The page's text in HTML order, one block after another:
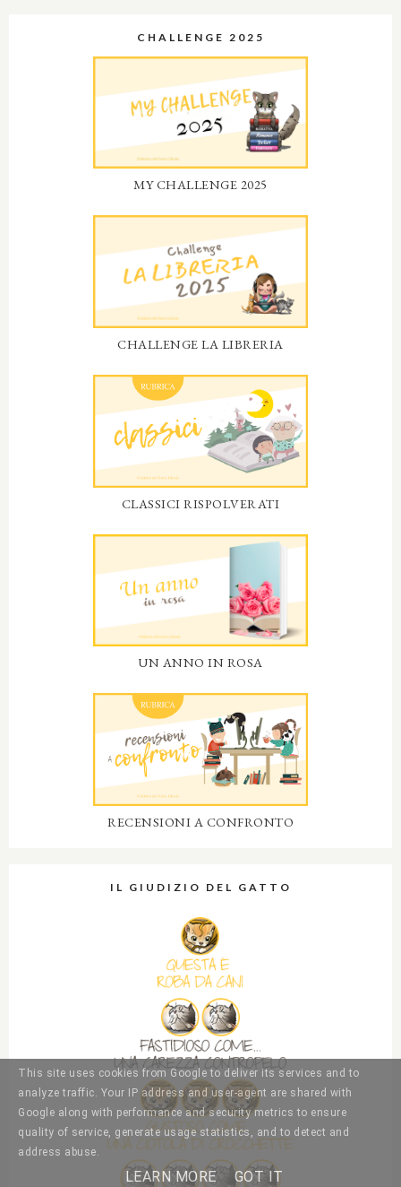
CHALLENGE 2025
MY CHALLENGE 2025
CHALLENGE LA LIBRERIA
CLASSICI RISPOLVERATI
UN ANNO IN ROSA
RECENSIONI A CONFRONTO
IL GIUDIZIO DEL GATTO
This site uses cookies from Google to deliver its services and to
analyze traffic. Your IP address and user-agent are shared with
Google along with performance and security metrics to ensure
quality of service, generate usage statistics, and to detect and
address abuse.
LEARN MORE GOT IT